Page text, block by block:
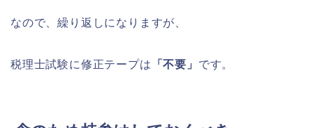
なので、繰り返しになりますが、
税理士試験に修正テープは 「不要」 です。